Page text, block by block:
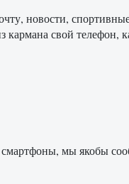
новости,
свой телефон,
мы якобы